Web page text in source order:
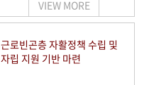
VIEW MORE
근로빈곤층 자활정책 수립 및
자립 지원 기반 마련